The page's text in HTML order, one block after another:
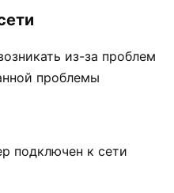
из-за проблем
проблемы
подключен к сети